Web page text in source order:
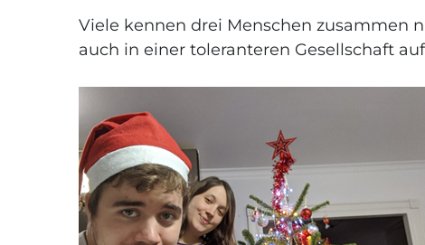
Viele kennen drei Menschen zusammen
auch in einer toleranteren Gesellschaft